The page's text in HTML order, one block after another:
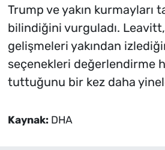
Trump ve yakın kurmayları
bilindiğini vurguladı. Leavitt,
gelişmeleri yakından
seçenekleri değerlendirme
tuttuğunu bir kez daha
Kaynak: DHA